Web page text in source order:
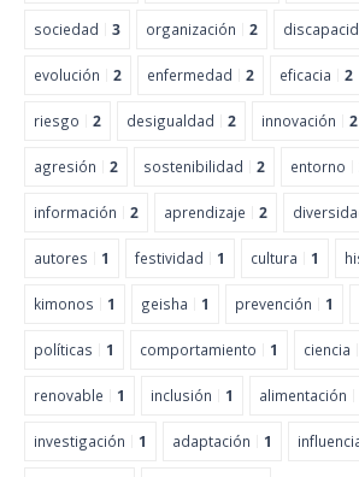
sociedad 3 organización 2
evolución 2 enfermedad 2 eficacia 2
riesgo 2 desigualdad 2 innovación 2
agresión 2 sostenibilidad 2 entorno
información 2 aprendizaje 2
autores 1 festividad 1 cultura 1
kimonos 1 geisha 1 prevención 1
políticas 1 comportamiento 1 ciencia
renovable 1 inclusión 1 alimentación
investigación 1 adaptación 1